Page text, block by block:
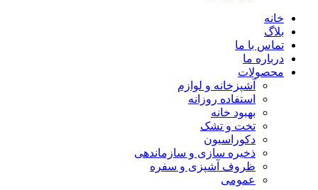
خانه
بلاگ
تماس با ما
درباره ما
محصولات
آشپزخانه و لوازم
استفاده روزانه
بهبود خانه
تخت و تشک
دکوراسیون
ذخیره سازی و سازماندهی
ظروف آشپزی و سفره
عمومی